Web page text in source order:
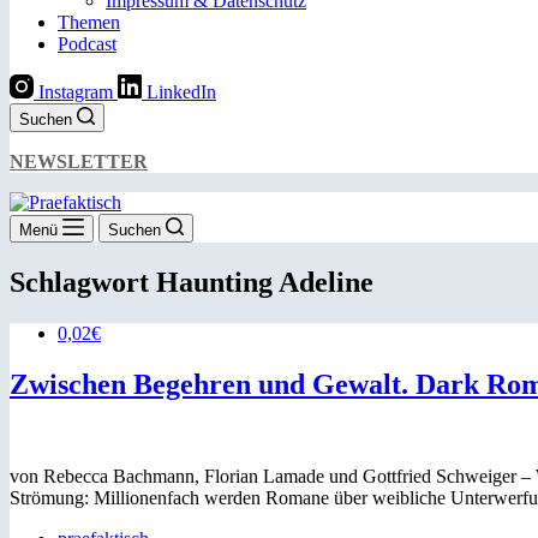
Themen
Podcast
Instagram LinkedIn
Suchen
NEWSLETTER
Menü Suchen
Schlagwort Haunting Adeline
0,02€
Zwischen Begehren und Gewalt. Dark
von Rebecca Bachmann, Florian Lamade und Gottfried Schweiger
Strömung: Millionenfach werden Romane über weibliche